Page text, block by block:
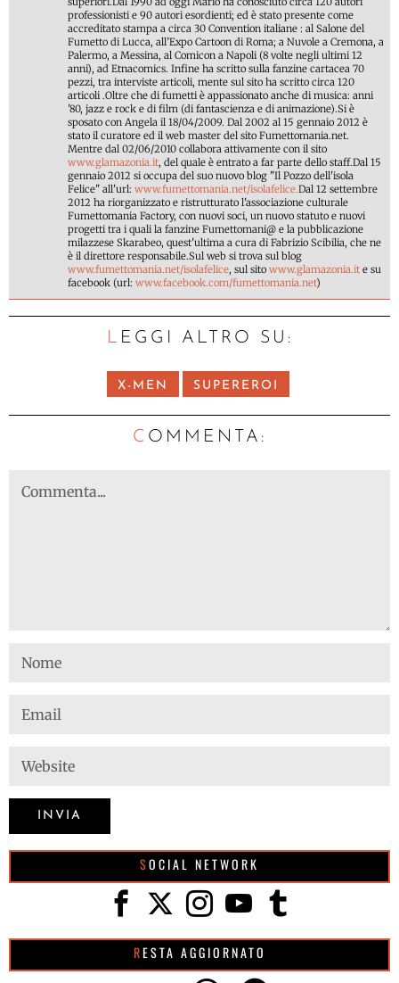
professionisti e 90 autori esordienti; ed è stato presente come
accreditato stampa a circa 30 Convention italiane : al Salone del
Fumetto di Lucca, all’Expo Cartoon di Roma; a Nuvole a Cremona, a
Palermo, a Messina, al Comicon a Napoli (8 volte negli ultimi 12
anni), ad Etnacomics. Infine ha scritto sulla fanzine cartacea 70
pezzi, tra interviste articoli, mente sul sito ha scritto circa 120
articoli .Oltre che di fumetti è appassionato anche di musica: anni
'80, jazz e rock e di film (di fantascienza e di animazione).Si è
sposato con Angela il 18/04/2009. Dal 2002 al 15 gennaio 2012 è
stato il curatore ed il web master del sito Fumettomania.net.
Mentre dal 02/06/2010 collabora attivamente con il sito
www.glamazonia.it, del quale è entrato a far parte dello staff.Dal 15
gennaio 2012 si occupa del suo nuovo blog "Il Pozzo dell'isola
Felice" all'url: www.fumettomania.net/isolafelice.Dal 12 settembre
2012 ha riorganizzato e ristrutturato l'associazione culturale
Fumettomania Factory, con nuovi soci, un nuovo statuto e nuovi
progetti tra i quali la fanzine Fumettomani@ e la pubblicazione
milazzese Skarabeo, quest'ultima a cura di Fabrizio Scibilia, che ne
è il direttore responsabile.Sul web si trova sul blog
www.fumettomania.net/isolafelice, sul sito www.glamazonia.it e su
facebook (url: www.facebook.com/fumettomania.net)
LEGGI ALTRO SU:
X-MEN SUPEREROI
C OMMENTA:
SOCIAL NETWORK
RESTA AGGIORNATO